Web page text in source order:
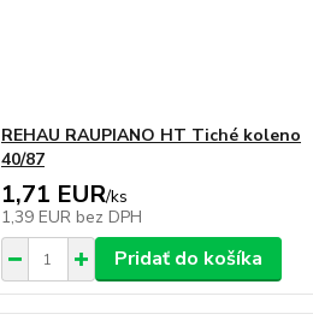
REHAU RAUPIANO HT Tiché koleno
40/87
1,71 EUR/ks
1,39 EUR bez DPH
Pridať do košíka